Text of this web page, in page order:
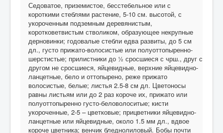
Седоватое, приземистое, бесстебельное или с
короткими стеблями растение, 5-10 см. высотой, с
укороченным подземным деревянистым,
коротковетвистым стволиком, образующее некрупные
дерновинки; годовалые стебли едва развиты, до 5 см
дл., густо прижато-волосистые или полуоттопыренно-
шерстистые; прилистники до ½ сросшиеся с чрш., друг с
другом не сросшиеся, яйцевидные, верхние яйцевидно-
ланцетные, бело и оттопырено, реже прижато
волосистые, белые; листья 2.5-8 см дл. Цветоносы
равны листьям или до 2 раз короче их, прижато или
полуоттопыренно густо-беловолоситые; кисти
укороченные, 2-5 – цветковые; прицветники яйцевидно-
ланцетные или яйцевидные, около 1.5 мм дл., вдвое
короче цветника; венчик бледнолиловый. Бобы почти